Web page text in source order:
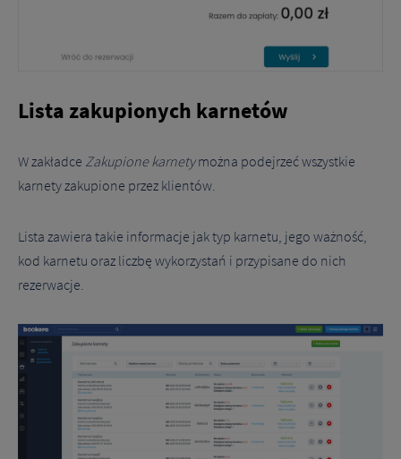
Lista zakupionych karnetów
W zakładce Zakupione karnetymożna podejrzeć wszystkie
karnety zakupione przez klientów.
Lista zawiera takie informacje jak typ karnetu, jego ważność,
kod karnetu oraz liczbę wykorzystań i przypisane do nich
rezerwacje.